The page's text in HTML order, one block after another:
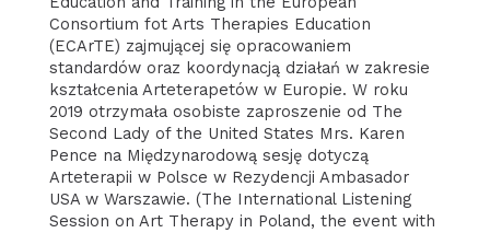
Consortium fot Arts Therapies Education
(ECArTE) zajmującej się opracowaniem
standardów oraz koordynacją działań w zakresie
kształcenia Arteterapetów w Europie. W roku
2019 otrzymała osobiste zaproszenie od The
Second Lady of the United States Mrs. Karen
Pence na Międzynarodową sesję dotyczą
Arteterapii w Polsce w Rezydencji Ambasador
USA w Warszawie. (The International Listening
Session on Art Therapy in Poland, the event with